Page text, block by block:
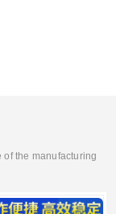
the manufacturing